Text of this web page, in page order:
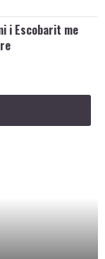
i Escobarit me